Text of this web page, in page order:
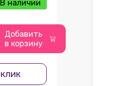
В наличии
Добавить
в корзину